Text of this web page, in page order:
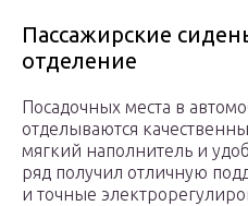
Пассажирские
отделение
Посадочных места в
отделываются
мягкий наполнитель и
ряд получил отличную
и точные